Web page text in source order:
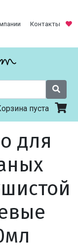
Контакты
пуста
для